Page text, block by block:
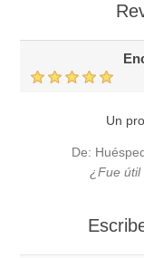
Un
De: Huésped
¿Fue útil